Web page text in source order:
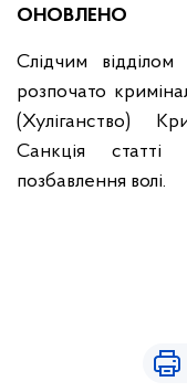
ОНОВЛЕНО
Слідчим відділом
розпочато
(Хуліганство)
Санкція
позбавлення волі.